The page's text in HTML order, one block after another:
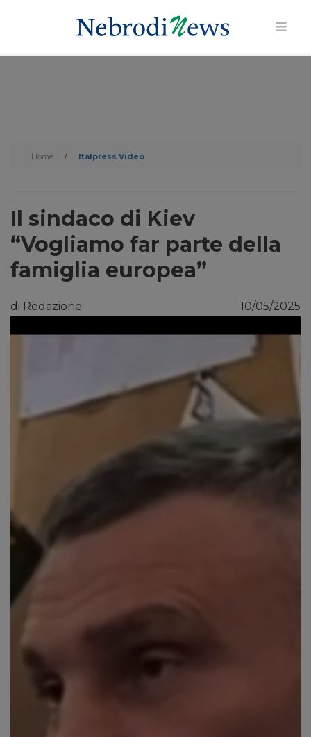
Home / Italpress Video
Il sindaco di Kiev
“Vogliamo far parte della
famiglia europea”
di Redazione 10/05/2025